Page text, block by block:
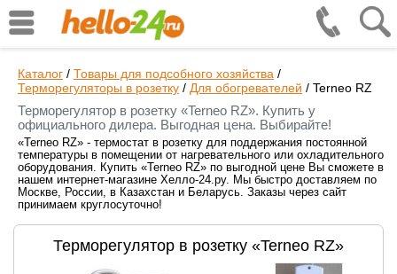
Каталог / Товары для подсобного хозяйства /
Терморегуляторы в розетку / Для обогревателей / Terneo RZ
Терморегулятор в розетку «Terneo RZ». Купить у
официального дилера. Выгодная цена. Выбирайте!
«Terneo RZ» - термостат в розетку для поддержания постоянной
температуры в помещении от нагревательного или охладительного
оборудования. Купить «Terneo RZ» по выгодной цене Вы сможете в
нашем интернет-магазине Хелло-24.ру. Мы быстро доставляем по
Москве, России, в Казахстан и Беларусь. Заказы через сайт
принимаем круглосуточно!
Терморегулятор в розетку «Terneo RZ»